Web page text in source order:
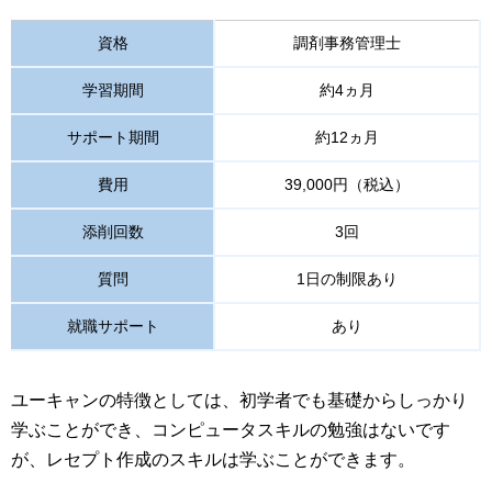
資格 調剤事務管理士
学習期間 約4ヵ月
サポート期間 約12ヵ月
費用 39,000円（税込）
添削回数 3回
質問 1日の制限あり
就職サポート あり
ユーキャンの特徴としては、初学者でも基礎からしっかり
学ぶことができ、コンピュータスキルの勉強はないです
が、レセプト作成のスキルは学ぶことができます。